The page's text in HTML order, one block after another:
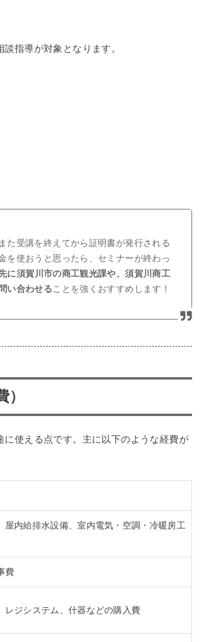
指導が対象となります。
た受講を終えてから証明書が発行される
を使おうと思ったら、セミナーが終わっ
に須賀川市の商工観光課や、須賀川商工
い合わせることを強くおすすめします！
に使える点です。主に以下のような経費が
屋内給排水設備、室内電気・空調・冷暖房工
費
レジシステム、什器などの購入費